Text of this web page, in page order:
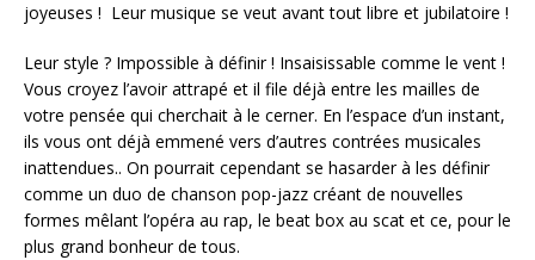
joyeuses ! Leur musique se veut avant tout libre et jubilatoire !
Leur style ? Impossible à définir ! Insaisissable comme le vent !
Vous croyez l’avoir attrapé et il file déjà entre les mailles de
votre pensée qui cherchait à le cerner. En l’espace d’un instant,
ils vous ont déjà emmené vers d’autres contrées musicales
inattendues.. On pourrait cependant se hasarder à les définir
comme un duo de chanson pop-jazz créant de nouvelles
formes mêlant l’opéra au rap, le beat box au scat et ce, pour le
plus grand bonheur de tous.